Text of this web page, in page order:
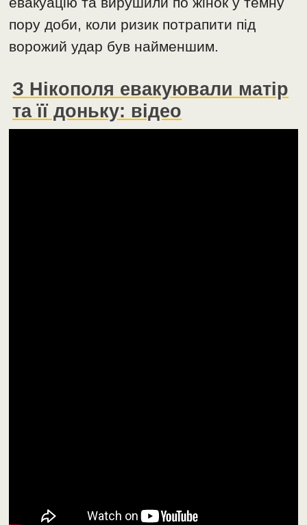
пору доби, коли ризик потрапити під
ворожий удар був найменшим.
З Нікополя евакуювали матір
та її доньку: відео